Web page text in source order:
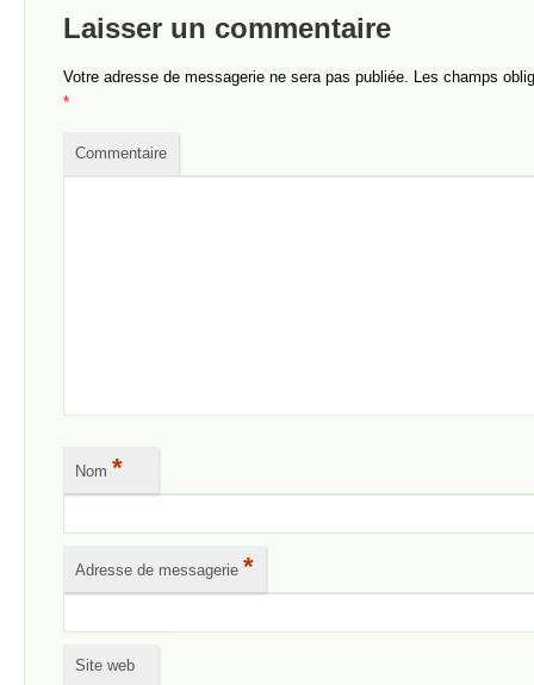
Laisser un commentaire
Votre adresse de messagerie ne sera pas publiée.
Les champs
*
Commentaire
Nom *
Adresse de messagerie *
Site web